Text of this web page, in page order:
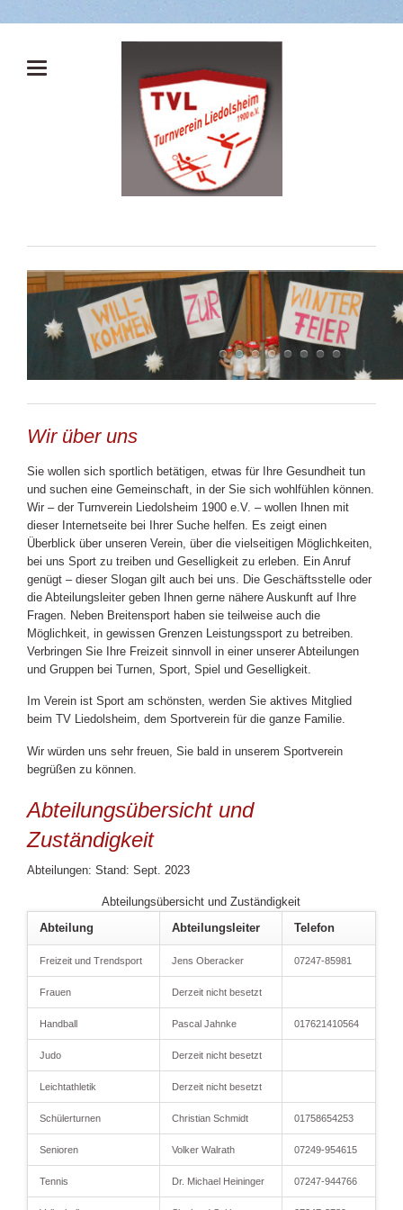
Wir über uns
Sie wollen sich sportlich betätigen, etwas für Ihre Gesundheit tun
und suchen eine Gemeinschaft, in der Sie sich wohlfühlen können.
Wir – der Turnverein Liedolsheim 1900 e.V. – wollen Ihnen mit
dieser Internetseite bei Ihrer Suche helfen. Es zeigt einen
Überblick über unseren Verein, über die vielseitigen Möglichkeiten,
bei uns Sport zu treiben und Geselligkeit zu erleben. Ein Anruf
genügt – dieser Slogan gilt auch bei uns. Die Geschäftsstelle oder
die Abteilungsleiter geben Ihnen gerne nähere Auskunft auf Ihre
Fragen. Neben Breitensport haben sie teilweise auch die
Möglichkeit, in gewissen Grenzen Leistungssport zu betreiben.
Verbringen Sie Ihre Freizeit sinnvoll in einer unserer Abteilungen
und Gruppen bei Turnen, Sport, Spiel und Geselligkeit.
Im Verein ist Sport am schönsten, werden Sie aktives Mitglied
beim TV Liedolsheim, dem Sportverein für die ganze Familie.
Wir würden uns sehr freuen, Sie bald in unserem Sportverein
begrüßen zu können.
Abteilungsübersicht und
Zuständigkeit
Abteilungen: Stand: Sept. 2023
Abteilungsübersicht und Zuständigkeit
Abteilung
Abteilungsleiter Telefon
Freizeit und Trendsport Jens Oberacker 07247-85981
Frauen Derzeit nicht besetzt
Handball Pascal Jahnke 017621410564
Judo Derzeit nicht besetzt
Leichtathletik Derzeit nicht besetzt
Schülerturnen Christian Schmidt 01758654253
Senioren Volker Walrath 07249-954615
Tennis Dr. Michael Heininger 07247-944766